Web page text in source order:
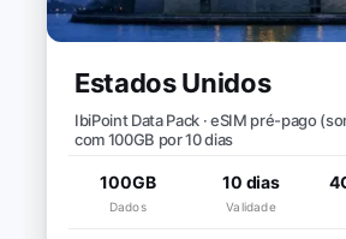
Estados Unidos
IbiPoint Data Pack · eSIM pré-pago
com 100GB por 10 dias
100GB
Dados
10 dias
Validade